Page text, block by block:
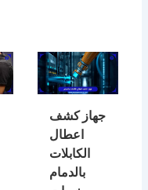
جهاز كشف
اعطال
الكابلات
بالدمام